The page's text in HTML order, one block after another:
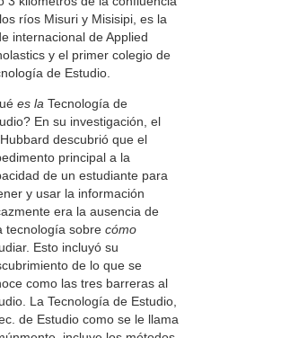
ríos Misuri y Misisipi, es la
internacional de Applied
y el primer colegio de
de Estudio.
es la Tecnología de
En su investigación, el
descubrió que el
principal a la
de un estudiante para
y usar la información
era la ausencia de
tecnología sobre cómo
Esto incluyó su
de lo que se
como las tres barreras al
La Tecnología de Estudio,
de Estudio como se le llama